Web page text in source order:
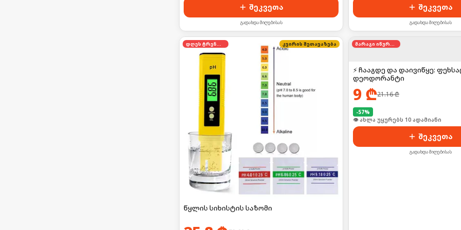
შეკვეთა
გადახდა მიღებისას
შეკვეთა
გადახდა მიღებისას
დღეს ტრენდში კვირის შეთავაზება
წყლის სიხისტის საზომი
მარაგი იწურება
⚡ ჩააგდე და დაივიწყე:
დეოდორანტი
9₾21.16₾
-57%
🛒 ბოლო 24სთ-ში იყიდა 17-მა
შეკვეთა
გადახდა მიღებისას